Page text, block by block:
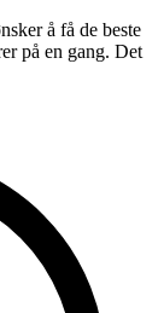
å få de beste
på en gang. Det